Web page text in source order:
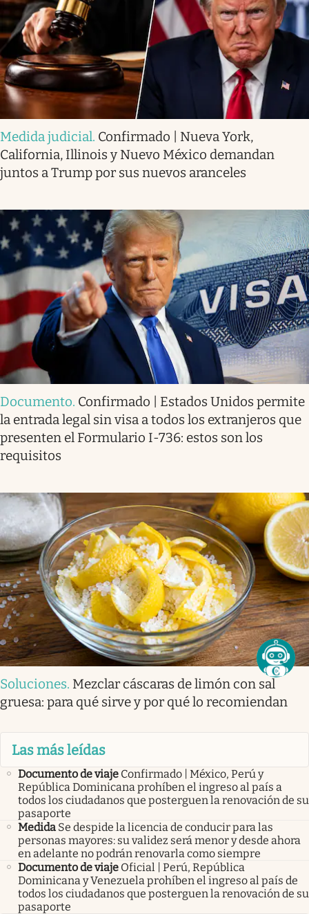
Medida judicial. Confirmado | Nueva York,
California, Illinois y Nuevo México demandan
juntos a Trump por sus nuevos aranceles
Documento. Confirmado | Estados Unidos permite
la entrada legal sin visa a todos los extranjeros que
presenten el Formulario I-736: estos son los
requisitos
Soluciones. Mezclar cáscaras de limón con sal
gruesa: para qué sirve y por qué lo recomiendan
Las más leídas
Documento de viaje Confirmado | México, Perú y
República Dominicana prohíben el ingreso al país a
todos los ciudadanos que posterguen la renovación de su
pasaporte
Medida Se despide la licencia de conducir para las
personas mayores: su validez será menor y desde ahora
en adelante no podrán renovarla como siempre
Documento de viaje Oficial | Perú, República
Dominicana y Venezuela prohíben el ingreso al país de
todos los ciudadanos que posterguen la renovación de su
pasaporte